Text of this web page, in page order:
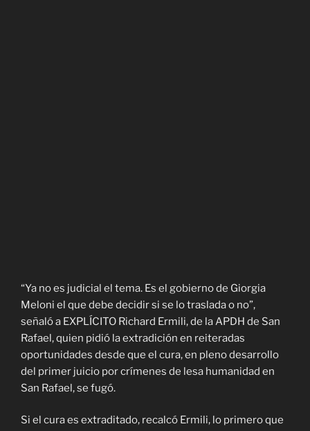
“Ya no es judicial el tema. Es el gobierno de Giorgia
Meloni el que debe decidir si se lo traslada o no”,
señaló a EXPLÍCITO Richard Ermili, de la APDH de San
Rafael, quien pidió la extradición en reiteradas
oportunidades desde que el cura, en pleno desarrollo
del primer juicio por crímenes de lesa humanidad en
San Rafael, se fugó.
Si el cura es extraditado, recalcó Ermili, lo primero que